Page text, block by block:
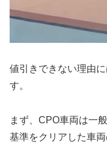
値引きできない理由
す。
まず、CPO車両は一
基準をクリアした車